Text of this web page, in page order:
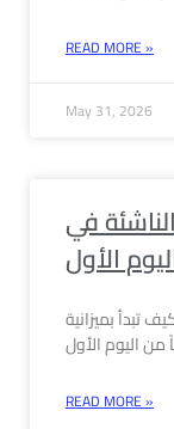
READ MORE »
May 31, 2026
في
الأول
بميزانية
READ MORE »